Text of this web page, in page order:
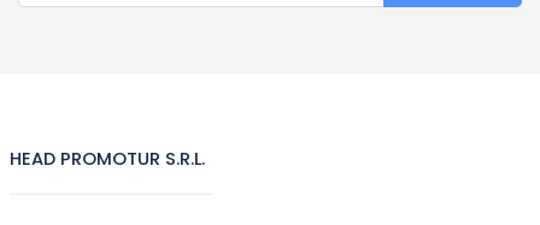
HEAD PROMOTUR S.R.L.